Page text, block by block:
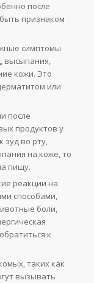
после
признаком
симптомы
высыпания,
кожи. Это
или
после
продуктов у
зуд во рту,
на коже, то
пищу.
реакции на
способами,
боли,
к
таких как
вызывать